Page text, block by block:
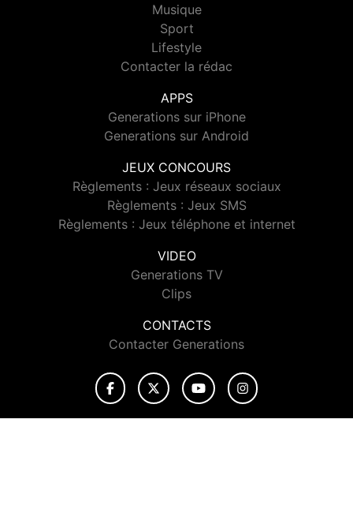
Musique
Sport
Lifestyle
Contacter la rédac
APPS
Generations sur iPhone
Generations sur Android
JEUX CONCOURS
Règlements : Jeux réseaux sociaux
Règlements : Jeux SMS
Règlements : Jeux téléphone et internet
VIDEO
Generations TV
Clips
CONTACTS
Contacter Generations